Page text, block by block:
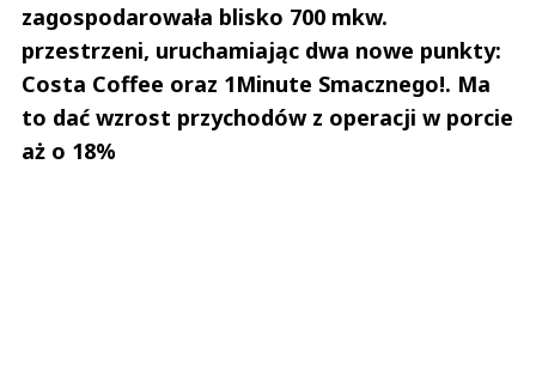
zagospodarowała blisko 700 mkw.
przestrzeni, uruchamiając dwa nowe punkty:
Costa Coffee oraz 1Minute Smacznego!. Ma
to dać wzrost przychodów z operacji w porcie
aż o 18%